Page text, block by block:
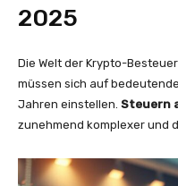
2025
Die Welt der Krypto-
müssen sich auf
Jahren einstellen. Steuern
zunehmend komplexer und